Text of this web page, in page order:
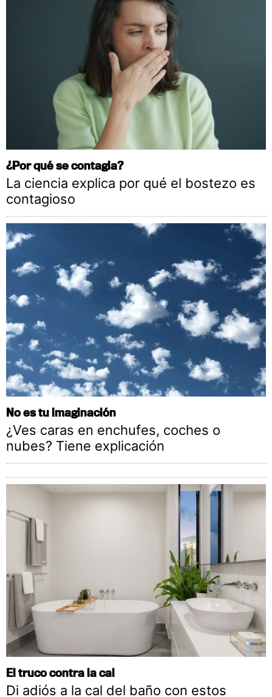
¿Por qué se contagia?
La ciencia explica por qué el bostezo es
contagioso
No es tu imaginación
¿Ves caras en enchufes, coches o
nubes? Tiene explicación
El truco contra la cal
Di adiós a la cal del baño con estos